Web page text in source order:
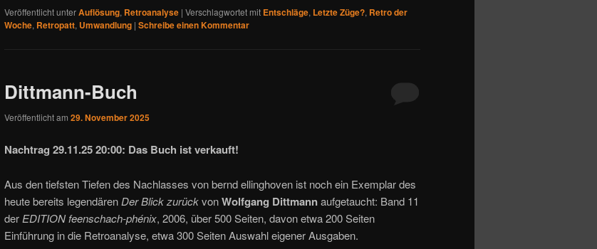
Veröffentlicht unterAuflösung, Retroanalyse | Verschlagwortet mit Entschläge, Letzte Züge?, Retro der
Woche, Retropatt, Umwandlung | Schreibe einen Kommentar
Dittmann-Buch
Veröffentlicht am 29. November 2025
Nachtrag 29.11.25 20:00: Das Buch ist verkauft!
Aus den tiefsten Tiefen des Nachlasses von bernd ellinghoven ist noch ein Exemplar des
heute bereits legendären Der Blick zurückvonWolfgang Dittmannaufgetaucht: Band 11
der EDITION feenschach-phénix, 2006, über 500 Seiten, davon etwa 200 Seiten
Einführung in die Retroanalyse, etwa 300 Seiten Auswahl eigener Ausgaben.